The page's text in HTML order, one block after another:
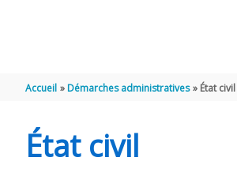
Accueil Démarches administratives État civil
État civil